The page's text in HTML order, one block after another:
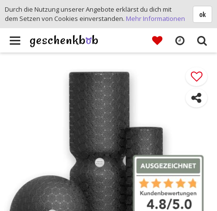
Toggle
ok
Durch die Nutzung unserer Angebote erklärst du dich mit
dem Setzen von Cookies einverstanden. Mehr Informationen